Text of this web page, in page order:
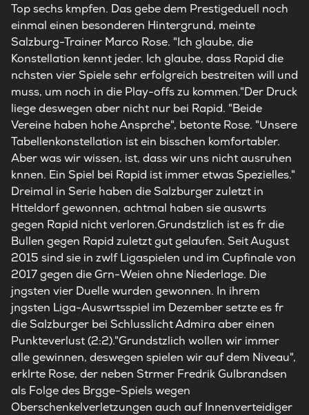
Top sechs kmpfen. Das gebe dem Prestigeduell noch
einmal einen besonderen Hintergrund, meinte
Salzburg-Trainer Marco Rose. "Ich glaube, die
Konstellation kennt jeder. Ich glaube, dass Rapid die
nchsten vier Spiele sehr erfolgreich bestreiten will und
muss, um noch in die Play-offs zu kommen."Der Druck
liege deswegen aber nicht nur bei Rapid. "Beide
Vereine haben hohe Ansprche", betonte Rose. "Unsere
Tabellenkonstellation ist ein bisschen komfortabler.
Aber was wir wissen, ist, dass wir uns nicht ausruhen
knnen. Ein Spiel bei Rapid ist immer etwas Spezielles."
Dreimal in Serie haben die Salzburger zuletzt in
Htteldorf gewonnen, achtmal haben sie auswrts
gegen Rapid nicht verloren.Grundstzlich ist es fr die
Bullen gegen Rapid zuletzt gut gelaufen. Seit August
2015 sind sie in zwlf Ligaspielen und im Cupfinale von
2017 gegen die Grn-Weien ohne Niederlage. Die
jngsten vier Duelle wurden gewonnen. In ihrem
jngsten Liga-Auswrtsspiel im Dezember setzte es fr
die Salzburger bei Schlusslicht Admira aber einen
Punkteverlust (2:2)."Grundstzlich wollen wir immer
alle gewinnen, deswegen spielen wir auf dem Niveau",
erklrte Rose, der neben Strmer Fredrik Gulbrandsen
als Folge des Brgge-Spiels wegen
Oberschenkelverletzungen auch auf Innenverteidiger